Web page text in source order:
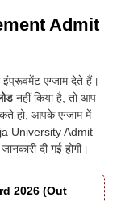
Admit
एग्जाम देते हैं।
नहीं किया है, तो आप
हो, आपके एग्जाम में
University Admit
दी गई होगी।
2026 (Out